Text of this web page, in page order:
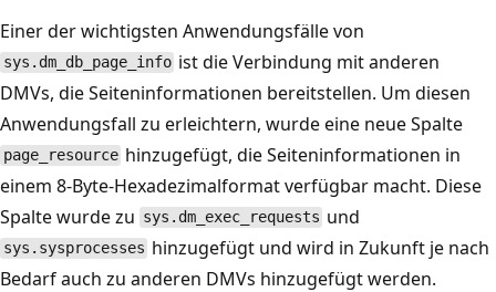
Einer der wichtigsten Anwendungsfälle von
sys.dm_db_page_info ist die Verbindung mit anderen
DMVs, die Seiteninformationen bereitstellen. Um diesen
Anwendungsfall zu erleichtern, wurde eine neue Spalte
page_resource hinzugefügt, die Seiteninformationen in
einem 8-Byte-Hexadezimalformat verfügbar macht. Diese
Spalte wurde zu sys.dm_exec_requests und
sys.sysprocesses hinzugefügt und wird in Zukunft je nach
Bedarf auch zu anderen DMVs hinzugefügt werden.